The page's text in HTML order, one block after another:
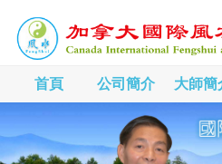
首頁 公司簡介 大師簡